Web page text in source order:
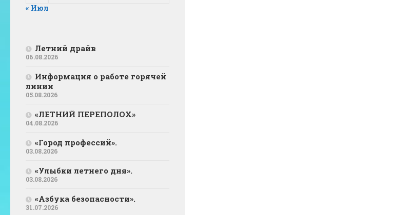
« Июл
Летний драйв
06.08.2026
Информация о работе горячей
линии
05.08.2026
«ЛЕТНИЙ ПЕРЕПОЛОХ»
04.08.2026
«Город профессий».
03.08.2026
«Улыбки летнего дня».
03.08.2026
«Азбука безопасности».
31.07.2026